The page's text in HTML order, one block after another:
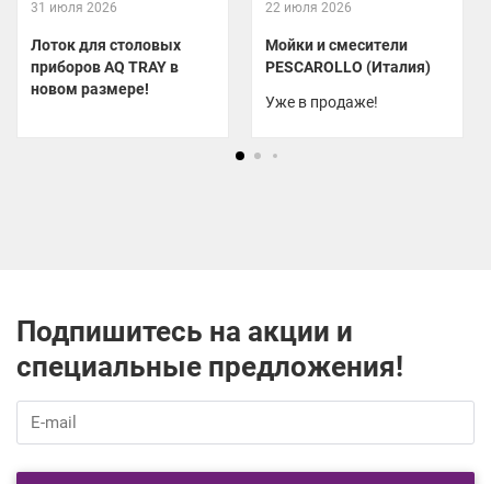
31 июля 2026
Лоток для столовых
приборов AQ TRAY в
новом размере!
22 июля 2026
Мойки и смесители
PESCAROLLO (Италия)
Уже в продаже!
Подпишитесь на акции и
специальные предложения!